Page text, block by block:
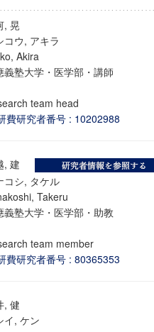
, 晃
コウ, アキラ
Akira
義塾大学・医学部・講師
team head
費研究者番号 : 10202988
, 建
コシ, タケル
Takeru
義塾大学・医学部・助教
team member
費研究者番号 : 80365353
, 健
イ, ケン